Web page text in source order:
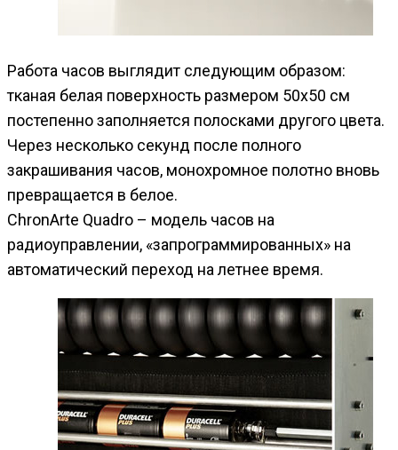
Работа часов выглядит следующим образом:
тканая белая поверхность размером 50х50 см
постепенно заполняется полосками другого цвета.
Через несколько секунд после полного
закрашивания часов, монохромное полотно вновь
превращается в белое.
ChronArte Quadro – модель часов на
радиоуправлении, «запрограммированных» на
автоматический переход на летнее время.